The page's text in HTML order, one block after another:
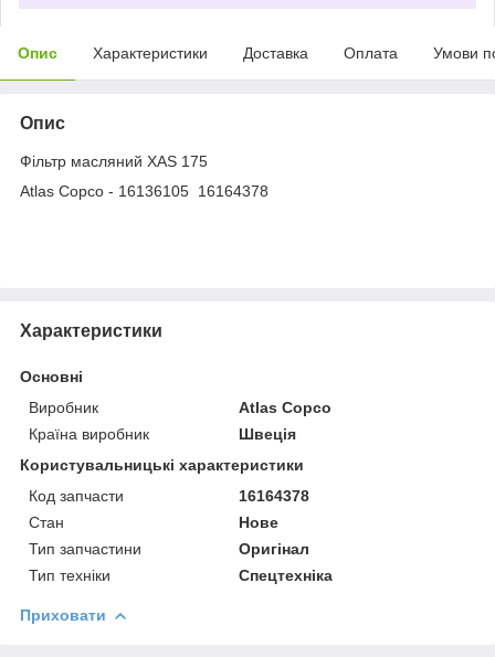
Опис Характеристики Доставка Оплата Умови
Опис
Фільтр масляний XAS 175
Atlas Copco - 16136105 16164378
Характеристики
Основні
Виробник
Atlas Copco
Країна виробник
Швеція
Користувальницькі характеристики
Код запчасти
16164378
Стан
Нове
Тип запчастини
Оригінал
Тип техніки
Спецтехніка
Приховати